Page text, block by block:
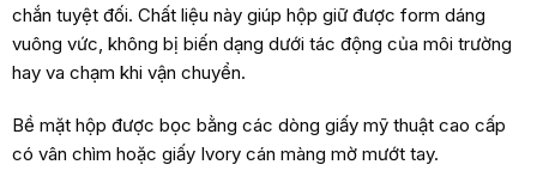
chắn tuyệt đối. Chất liệu này giúp hộp giữ được form dáng
vuông vức, không bị biến dạng dưới tác động của môi trường
hay va chạm khi vận chuyển.
Bề mặt hộp được bọc bằng các dòng giấy mỹ thuật cao cấp
có vân chìm hoặc giấy Ivory cán màng mờ mướt tay.